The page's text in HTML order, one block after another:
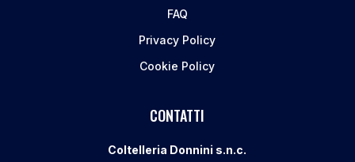
FAQ
Privacy Policy
Cookie Policy
CONTATTI
Coltelleria Donnini s.n.c.